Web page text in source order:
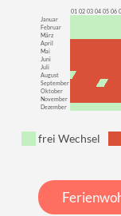
01 02 03 04 05 06
Januar
Februar
März
April
Mai
Juni
Juli
August
September
Oktober
November
Dezember
frei Wechsel